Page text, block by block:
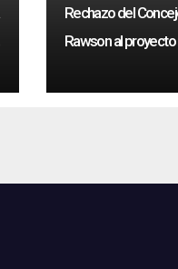
Rechazo del
Rawson al